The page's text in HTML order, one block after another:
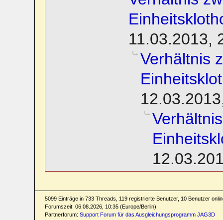
11.03.2013,
Verhältnis
5099 Einträge in 733 Threads, 119 registrierte Benutzer, 10 Benutzer
Forumszeit: 06.08.2026, 10:35 (Europe/Berlin)
Partnerforum: Support Forum für das Ausgleichungsprogramm JAG3D